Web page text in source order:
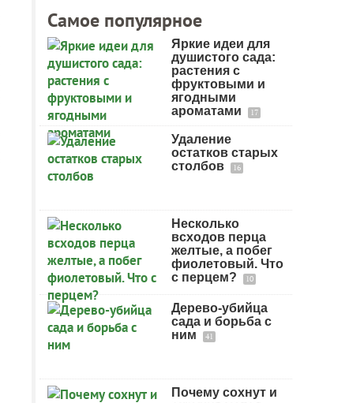
Самое популярное
Яркие идеи для
душистого сада:
растения с
фруктовыми и
ягодными
ароматами
17
Удаление
остатков старых
столбов
16
Несколько
всходов перца
желтые, а побег
фиолетовый. Что
с перцем?
10
Дерево-убийца
сада и борьба с
ним
41
Почему сохнут и